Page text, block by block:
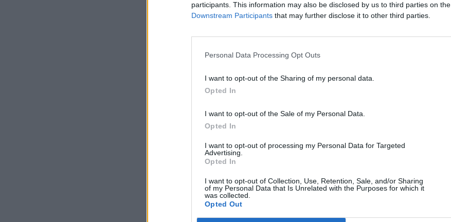
participants. This information may also be disclosed by us to third parties on the
Downstream Participants that may further disclose it to other third parties.
Personal Data Processing Opt Outs
I want to opt-out of the Sharing of my personal data.
Opted In
I want to opt-out of the Sale of my Personal Data.
Opted In
I want to opt-out of processing my Personal Data for Targeted
Advertising.
Opted In
I want to opt-out of Collection, Use, Retention, Sale, and/or Sharing
of my Personal Data that Is Unrelated with the Purposes for which it
was collected.
Opted Out